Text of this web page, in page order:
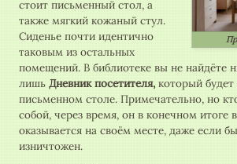
стоит письменный стол, а
также мягкий кожаный стул.
Сиденье почти идентично
таковым из остальных
помещений. В библиотеке вы не найдёте
лишь Дневник посетителя, который будет
письменном столе. Примечательно, но
собой, через время, он в конечном итоге
оказывается на своём месте, даже если
изничтожен.